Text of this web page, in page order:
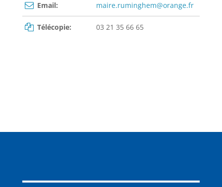
Email: maire.ruminghem@orange.fr
Télécopie: 03 21 35 66 65